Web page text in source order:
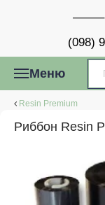
(098)
Меню
Resin Premium
Риббон Resin